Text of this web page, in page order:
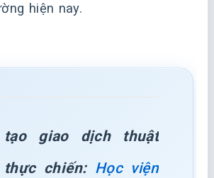
hiện nay.
giao dịch thuật
thực chiến: Học viện